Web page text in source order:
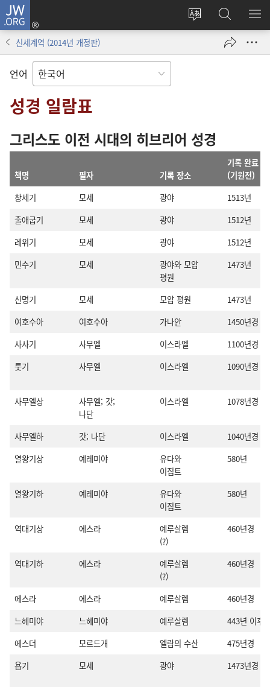
JW.ORG
사이트
변경
로그인
(새로운
열기)
JW.ORG
검색
메
신세계역 (2014년 개정판)
언어
성경 일람표
그리스도 이전 시대의 히브리어 성경
책명 필자 기록 장소
기록 완료
(기원전)
창세기
모세 광야
1513년
출애굽기
모세 광야
1512년
레위기
모세 광야
1512년
민수기
모세
광야와 모압
평원
1473년
신명기 모세 모압 평원
1473년
여호수아
여호수아 가나안
1450년경
사사기
사무엘 이스라엘
1100년경
룻기
사무엘 이스라엘 1090년경
사무엘상
사무엘; 갓;
나단
이스라엘 1078년경
사무엘하 갓; 나단 이스라엘
1040년경
열왕기상
예레미야
유다와
이집트
580년
열왕기하 예레미야
유다와
이집트
580년
역대기상 에스라
예루살렘
(?)
460년경
역대기하 에스라
예루살렘
(?)
460년경
에스라 에스라 예루살렘
460년경
느헤미야
느헤미야 예루살렘
443년 이후
에스더
모르드개 엘람의 수산
475년경
욥기
모세 광야 1473년경